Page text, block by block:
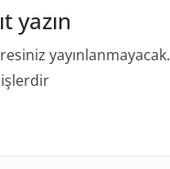
yazın
yayınlanmayacak.